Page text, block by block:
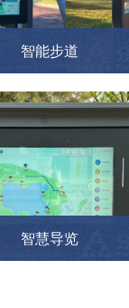
智能步道
智慧导览